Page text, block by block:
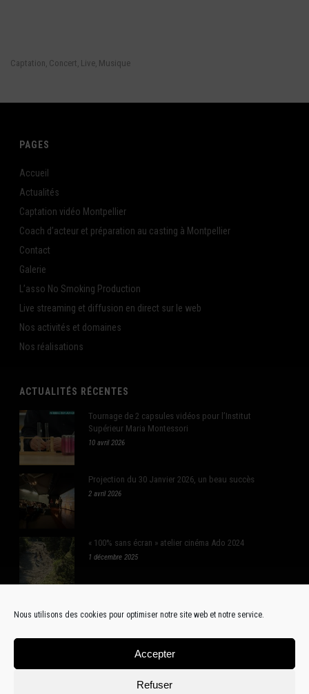
Nous utilisons des cookies pour optimiser notre site web et notre service.
Accepter
Refuser
Captation, Concert, Live, Musique
PAGES
Accueil
Actualités
Captation vidéo Montpellier
Coach d’acteur et préparation au casting à Montpellier
Contact
Galerie
L’asso No Smoking Production
Live streaming et diffusion en direct sur le web
Nos activités et domaines
Nos réalisations
ACTUALITÉS RÉCENTES
Tournage de 2 capsules vidéos pour l’Institut
Supérieur Maria Montessori
10 avril 2026
Projection du 30 Janvier 2026, un beau succès
2 avril 2026
« 100% sans écran » atelier cinéma Ado 2024
1 décembre 2025